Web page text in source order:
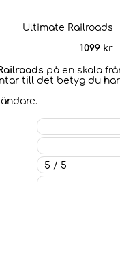
Ultimate Railroads
1099 kr
på en skala
till det betyg du